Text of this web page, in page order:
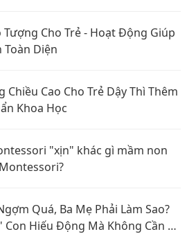
Tượng Cho Trẻ - Hoạt Động Giúp
Toàn Diện
Chiều Cao Cho Trẻ Dậy Thì Thêm
Khoa Học
"xịn" khác gì mầm non
Quá, Ba Mẹ Phải Làm Sao?
Con Hiếu Động Mà Không Cần La